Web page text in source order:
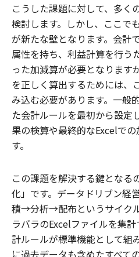
こうした課題に対して、多く
検討します。しかし、ここで
が新たな壁となります。会計
属性を持ち、利益計算を行う
った加減算が必要となります
を正しく算出するためには、
み込む必要があります。一般
た会計ルールを最初から設定
果の検算や最終的なExcelで
す。
この課題を解決する鍵となる
化」です。データドリブン経
積→分析→配布というサイク
ラバラのExcelファイルを集
計ルールが標準機能として組
に過去データも含めたすべて